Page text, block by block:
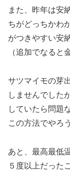
また、昨年は安
ちがどっちかわ
がつきやすい安
（追加でなると
サツマイモの芽
しませんでした
していたら問題
この方法でやろ
あと、最高最低
５度以上だった